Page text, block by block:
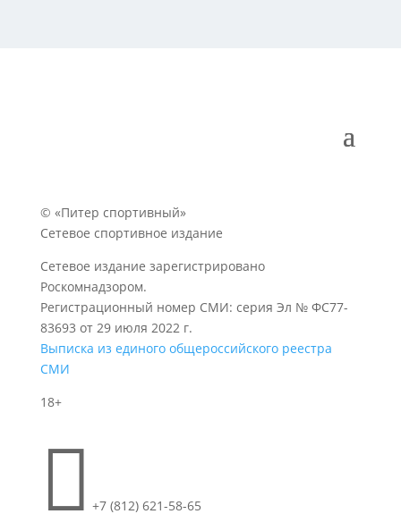
© «Питер спортивный»
Сетевое спортивное издание
Сетевое издание зарегистрировано
Роскомнадзором.
Регистрационный номер СМИ: серия Эл № ФС77-
83693 от 29 июля 2022 г.
Выписка из единого общероссийского реестра
СМИ
18+
 +7 (812) 621-58-65